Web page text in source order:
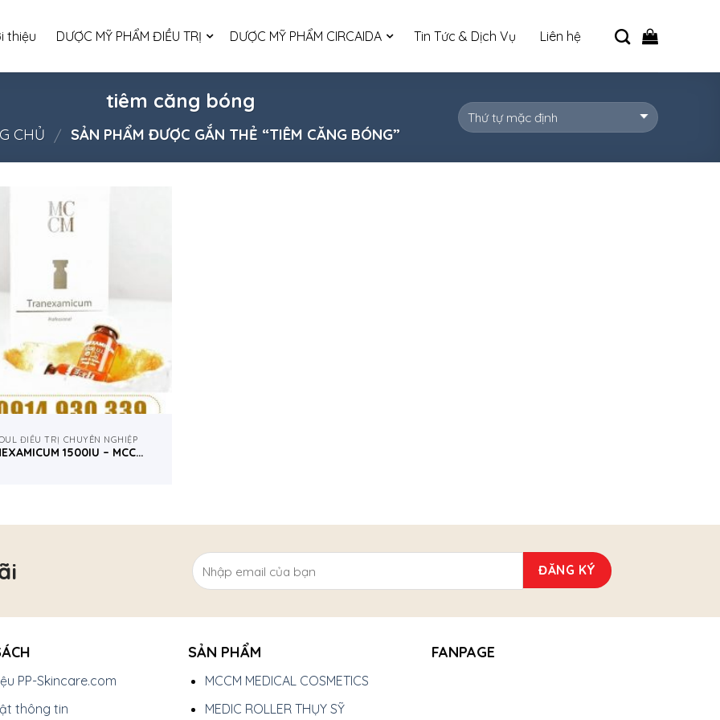
thiệu DƯỢC MỸ PHẨM ĐIỀU TRỊ DƯỢC MỸ PHẨM CIRCAIDA Tin Tức & Dịch Vụ Liên hệ
tiêm căng bóng
CHỦ / SẢN PHẨM ĐƯỢC GẮN THẺ “TIÊM CĂNG BÓNG”
ĐIỀU TRỊ CHUYÊN NGHIỆP
1500IU – MCCM
PP-Skincare.com
thông tin
SẢN PHẨM
MCCM MEDICAL COSMETICS
MEDIC ROLLER THỤY SỸ
FANPAGE